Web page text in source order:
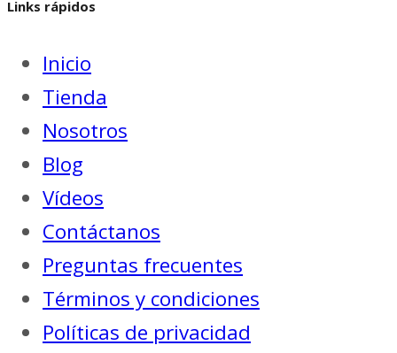
Links rápidos
Inicio
Tienda
Nosotros
Blog
Vídeos
Contáctanos
Preguntas frecuentes
Términos y condiciones
Políticas de privacidad